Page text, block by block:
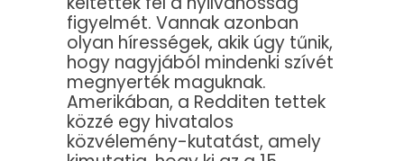
figyelmét. Vannak azonban
olyan hírességek, akik úgy tűnik,
hogy nagyjából mindenki szívét
megnyerték maguknak.
Amerikában, a Redditen tettek
közzé egy hivatalos
közvélemény-kutatást, amely